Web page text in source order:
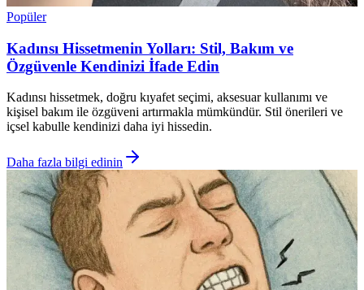
Popüler
Kadınsı Hissetmenin Yolları: Stil, Bakım ve
Özgüvenle Kendinizi İfade Edin
Kadınsı hissetmek, doğru kıyafet seçimi, aksesuar kullanımı ve
kişisel bakım ile özgüveni artırmakla mümkündür. Stil önerileri ve
içsel kabulle kendinizi daha iyi hissedin.
Daha fazla bilgi edinin